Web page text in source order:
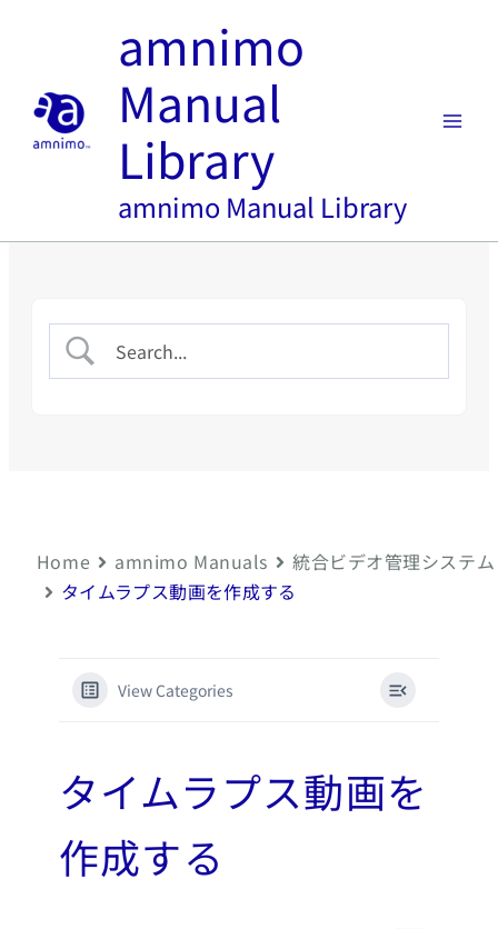
amnimo
Manual
Library
amnimo Manual Library
Home amnimo Manuals
統合ビデオ管理システム
タイムラプス動画を作成する
View Categories
タイムラプス動画を
作成する